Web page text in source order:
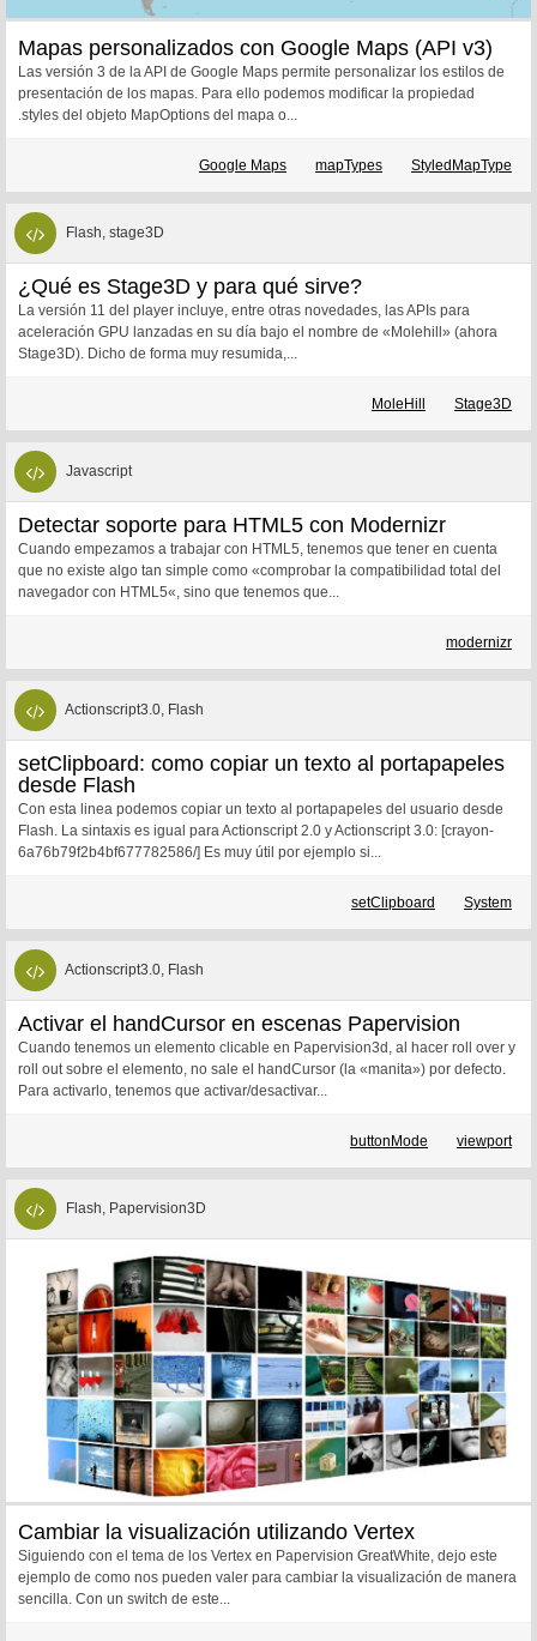
Mapas personalizados con Google Maps (API v3)
Las versión 3 de la API de Google Maps permite personalizar los estilos de
presentación de los mapas. Para ello podemos modificar la propiedad
.styles del objeto MapOptions del mapa o...
Google Maps mapTypes StyledMapType
Flash, stage3D
¿Qué es Stage3D y para qué sirve?
La versión 11 del player incluye, entre otras novedades, las APIs para
aceleración GPU lanzadas en su día bajo el nombre de «Molehill» (ahora
Stage3D). Dicho de forma muy resumida,...
MoleHill Stage3D
Javascript
Detectar soporte para HTML5 con Modernizr
Cuando empezamos a trabajar con HTML5, tenemos que tener en cuenta
que no existe algo tan simple como «comprobar la compatibilidad total del
navegador con HTML5«, sino que tenemos que...
modernizr
Actionscript3.0, Flash
setClipboard: como copiar un texto al portapapeles
desde Flash
Con esta linea podemos copiar un texto al portapapeles del usuario desde
Flash. La sintaxis es igual para Actionscript 2.0 y Actionscript 3.0: [crayon-
6a76b79f2b4bf677782586/] Es muy útil por ejemplo si...
setClipboard System
Actionscript3.0, Flash
Activar el handCursor en escenas Papervision
Cuando tenemos un elemento clicable en Papervision3d, al hacer roll over y
roll out sobre el elemento, no sale el handCursor (la «manita») por defecto.
Para activarlo, tenemos que activar/desactivar...
buttonMode viewport
Flash, Papervision3D
Cambiar la visualización utilizando Vertex
Siguiendo con el tema de los Vertex en Papervision GreatWhite, dejo este
ejemplo de como nos pueden valer para cambiar la visualización de manera
sencilla. Con un switch de este...